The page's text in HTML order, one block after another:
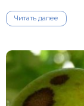
Читать далее